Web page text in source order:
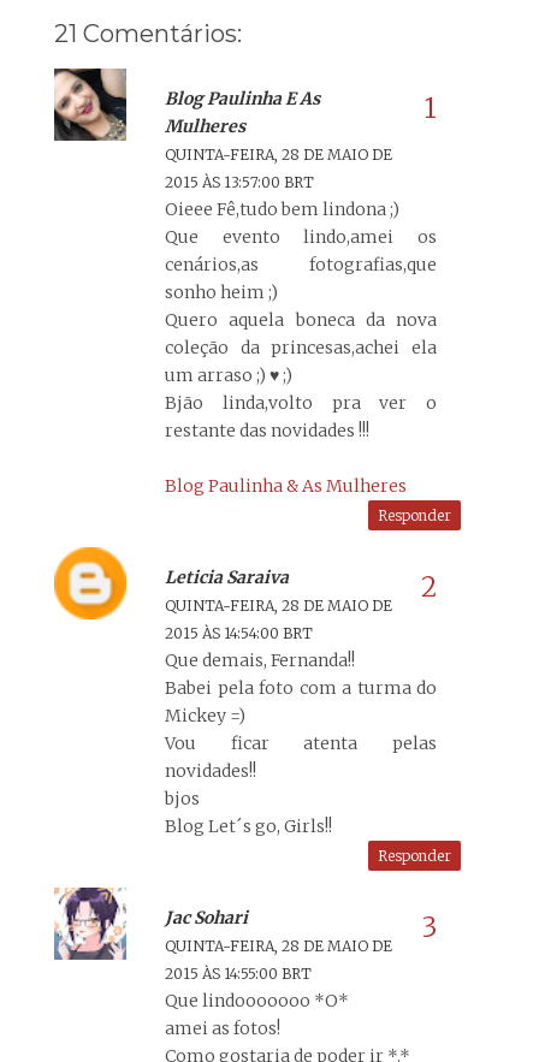
21 Comentários:
Blog Paulinha E As
Mulheres
QUINTA-FEIRA, 28 DE MAIO DE
2015 ÀS 13:57:00 BRT
Oieee Fê,tudo bem lindona ;)
Que evento lindo,amei os
cenários,as fotografias,que
sonho heim ;)
Quero aquela boneca da nova
coleção da princesas,achei ela
um arraso ;) ♥ ;)
Bjão linda,volto pra ver o
restante das novidades !!!
Blog Paulinha & As Mulheres
Responder
Leticia Saraiva
QUINTA-FEIRA, 28 DE MAIO DE
2015 ÀS 14:54:00 BRT
Que demais, Fernanda!!
Babei pela foto com a turma do
Mickey =)
Vou ficar atenta pelas
novidades!!
bjos
Blog Let´s go, Girls!!
Responder
Jac Sohari
QUINTA-FEIRA, 28 DE MAIO DE
2015 ÀS 14:55:00 BRT
Que lindooooooo *O*
amei as fotos!
Como gostaria de poder ir *.*